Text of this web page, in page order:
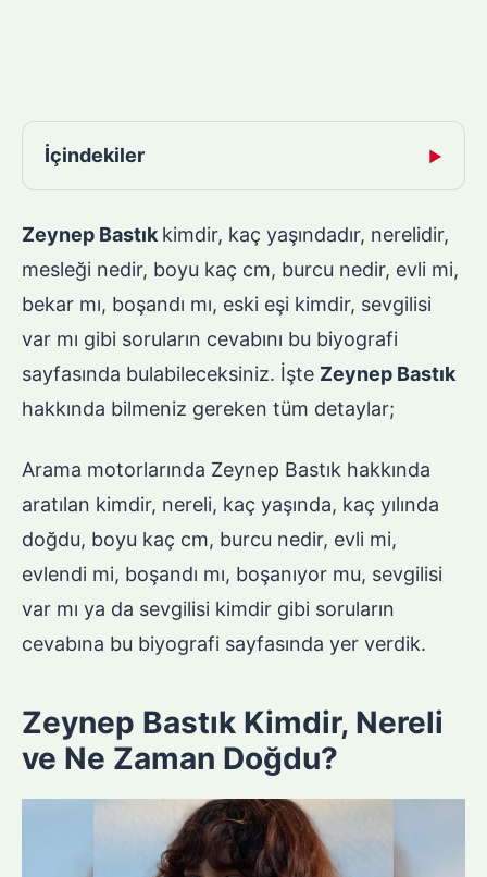
İçindekiler ▶
Zeynep Bastıkkimdir, kaç yaşındadır, nerelidir,
mesleği nedir, boyu kaç cm, burcu nedir, evli mi,
bekar mı, boşandı mı, eski eşi kimdir, sevgilisi
var mı gibi soruların cevabını bu biyografi
sayfasında bulabileceksiniz. İşte Zeynep Bastık
hakkında bilmeniz gereken tüm detaylar;
Arama motorlarında Zeynep Bastık hakkında
aratılan kimdir, nereli, kaç yaşında, kaç yılında
doğdu, boyu kaç cm, burcu nedir, evli mi,
evlendi mi, boşandı mı, boşanıyor mu, sevgilisi
var mı ya da sevgilisi kimdir gibi soruların
cevabına bu biyografi sayfasında yer verdik.
Zeynep Bastık Kimdir, Nereli
ve Ne Zaman Doğdu?